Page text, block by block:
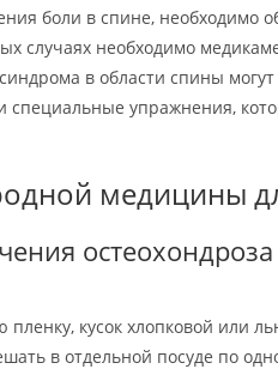
боли в спине, необходимо
случаях необходимо
в области спины
специальные упражнения,
медицины
кусок хлопковой или
в отдельной посуде по